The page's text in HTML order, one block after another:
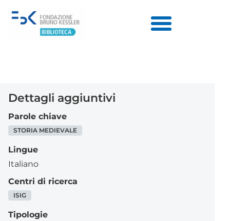
Dettagli aggiuntivi
Parole chiave
STORIA MEDIEVALE
Lingue
Italiano
Centri di ricerca
ISIG
Tipologie